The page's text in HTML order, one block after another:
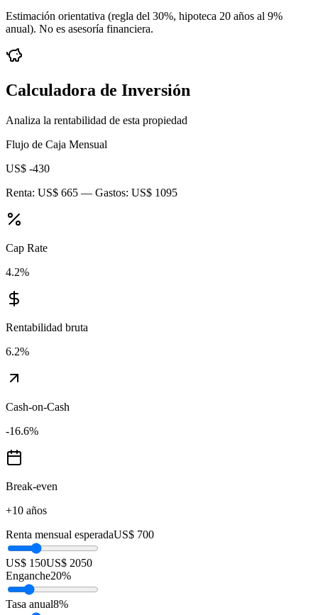
Estimación orientativa (regla del 30%, hipoteca 20 años al 9%
anual). No es asesoría financiera.
Calculadora de Inversión
Analiza la rentabilidad de esta propiedad
Flujo de Caja Mensual
US$ -430
Renta: US$ 665 — Gastos: US$ 1095
Cap Rate
4.2%
Rentabilidad bruta
6.2%
Cash-on-Cash
-16.6%
Break-even
+10 años
Renta mensual esperadaUS$ 700
US$ 150US$ 2050
Enganche20%
Tasa anual8%